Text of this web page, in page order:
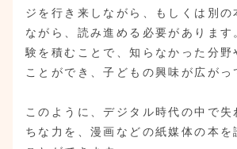
ジを行き来しながら、もしくは別の
ながら、読み進める必要があります
験を積むことで、知らなかった分野
ことができ、子どもの興味が広がっ
このように、デジタル時代の中で失
ちな力を、漫画などの紙媒体の本を